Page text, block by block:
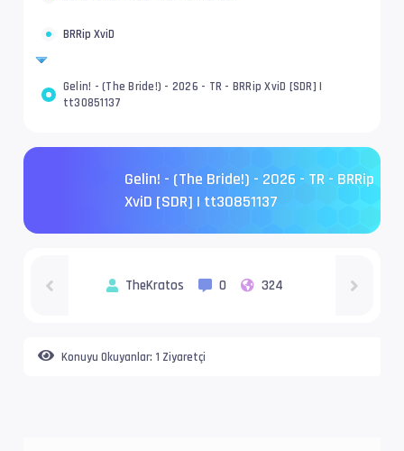
BRRip XviD
Gelin! - (The Bride!) - 2026 - TR - BRRip XviD [SDR] |
tt30851137
Gelin! - (The Bride!) - 2026 - TR - BRRip
XviD [SDR] | tt30851137
TheKratos 0 324
Konuyu Okuyanlar: 1 Ziyaretçi